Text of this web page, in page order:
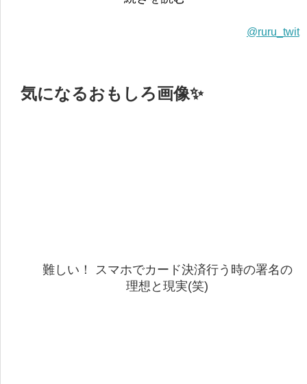
@ruru_twit
気になるおもしろ画像✨
難しい！ スマホでカード決済行う時の署名の
理想と現実(笑)